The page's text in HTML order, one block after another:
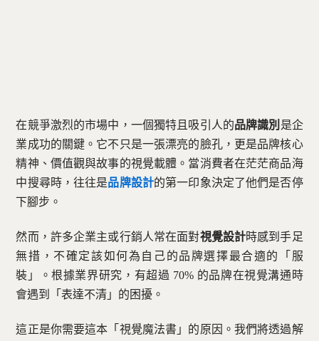
在競爭激烈的市場中，一個獨特且吸引人的品牌識別 是企
業成功的關鍵。它不只是一張漂亮的臉孔，更是品牌核心
精神、價值觀與故事的視覺載體。當消費者在茫茫商品海
中搜尋時，往往是品牌設計的第一印象決定了他們是否停
下腳步。
然而，許多企業主或行銷人常在面對視覺設計時感到手足
無措，不確定該如何為自己的品牌選擇最合適的「服
裝」。根據業界研究，有超過 70% 的品牌在視覺溝通時
會遇到「表達不清」的困擾。
這正是你需要這本「視覺魔法書」的原因。我們將透過解